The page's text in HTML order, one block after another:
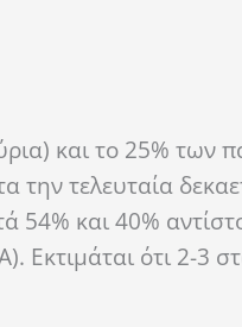
και το 25% των
τελευταία
54% και 40%
Εκτιμάται ότι 2-3